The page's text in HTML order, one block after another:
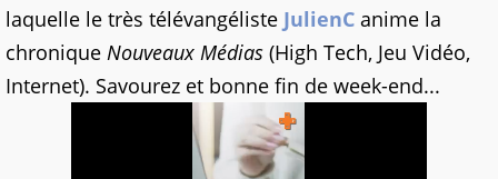
laquelle le très télévangéliste JulienC anime la
chronique Nouveaux Médias (High Tech, Jeu Vidéo,
Internet). Savourez et bonne fin de week-end...